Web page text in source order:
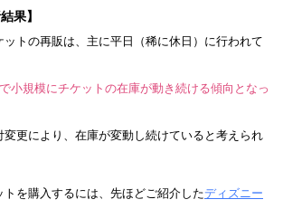
果】
トの再販は、主に平日（稀に休日）に行われて
小規模にチケットの在庫が動き続ける傾向となっ
更により、在庫が変動し続けていると考えられ
を購入するには、先ほどご紹介したディズニー